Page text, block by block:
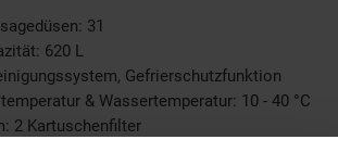
31
620 L
Gefrierschutzfunktion
& Wassertemperatur: 10 - 40 °C
2 Kartuschenfilter